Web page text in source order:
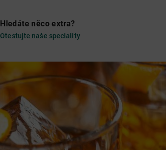
Hledáte něco extra?
Otestujte naše speciality